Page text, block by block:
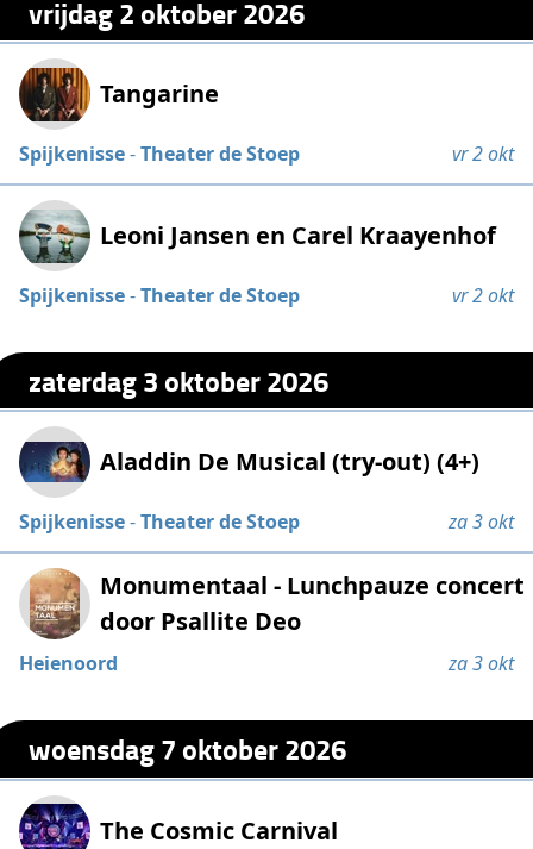
vrijdag 2 oktober 2026
Tangarine
Spijkenisse-Theater de Stoep vr 2 okt
Leoni Jansen en Carel Kraayenhof
Spijkenisse-Theater de Stoep vr 2 okt
zaterdag 3 oktober 2026
Aladdin De Musical (try-out) (4+)
Spijkenisse-Theater de Stoep za 3 okt
Monumentaal - Lunchpauze concert
door Psallite Deo
Heienoord za 3 okt
woensdag 7 oktober 2026
The Cosmic Carnival